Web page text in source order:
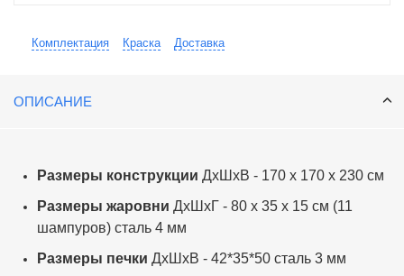
Комплектация Краска Доставка
ОПИСАНИЕ
Размеры конструкции ДхШхВ - 170 х 170 х 230 см
Размеры жаровни ДхШхГ - 80 х 35 х 15 см (11
шампуров) сталь 4 мм
Размеры печки ДхШхВ - 42*35*50 сталь 3 мм